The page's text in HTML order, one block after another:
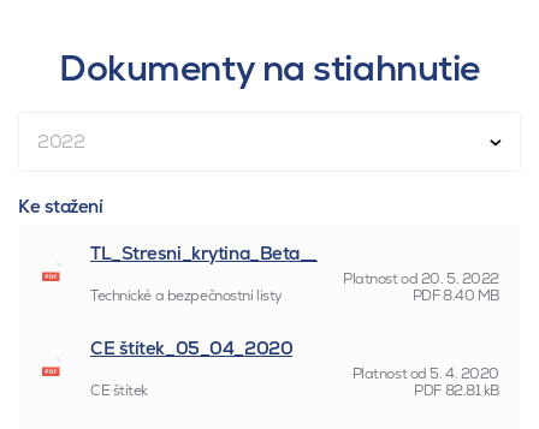
Dokumenty na stiahnutie
2022
Ke stažení
TL_Stresni_krytina_Beta__
Platnost od20. 5. 2022
Technické a bezpečnostní listy
PDF8.40 MB
CE štítek_05_04_2020
Platnost od 5. 4. 2020
CE štítek
PDF82.81 kB